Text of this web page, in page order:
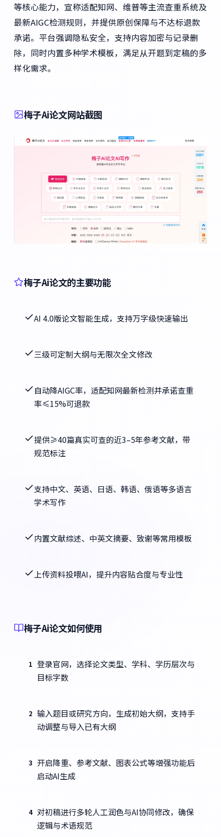
等核心能力，宣称适配知网、维普等主流查重系统及
最新AIGC检测规则，并提供原创保障与不达标退款
承诺。平台强调隐私安全，支持内容加密与记录删
除，同时内置多种学术模板，满足从开题到定稿的多
样化需求。
梅子Ai论文网站截图
梅子Ai论文的主要功能
AI 4.0版论文智能生成，支持万字级快速输出
三级可定制大纲与无限次全文修改
自动降AIGC率，适配知网最新检测并承诺查重
率≤15%可退款
提供≥40篇真实可查的近3–5年参考文献，带
规范标注
支持中文、英语、日语、韩语、俄语等多语言
学术写作
内置文献综述、中英文摘要、致谢等常用模板
上传资料投喂AI，提升内容贴合度与专业性
梅子Ai论文如何使用
1 登录官网，选择论文类型、学科、学历层次与
目标字数
2 输入题目或研究方向，生成初始大纲，支持手
动调整与导入已有大纲
3 开启降重、参考文献、图表公式等增强功能后
启动AI生成
4 对初稿进行多轮人工润色与AI协同修改，确保
逻辑与术语规范